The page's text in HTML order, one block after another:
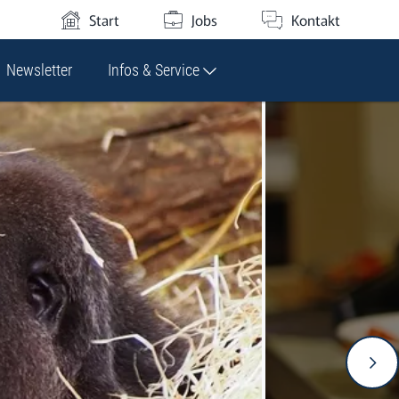
Start Jobs Kontakt
Newsletter Infos & Service